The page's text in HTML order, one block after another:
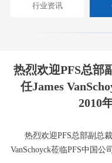
行业资讯
热烈欢迎PFS总部
任James
2010
热烈欢迎PFS总部副总
VanSchoyck莅临PFS中国公